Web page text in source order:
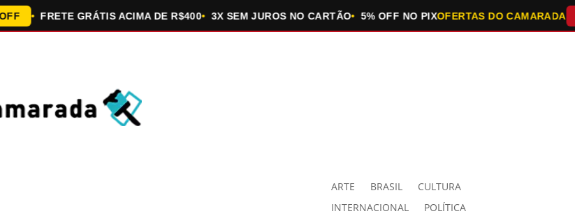
FRETE GRÁTIS ACIMA DE R$400 3X SEM JUROS NO CARTÃO 5% OFF NO PIXOFERTAS DO CAMARADA
ARTE
BRASIL
CULTURA
INTERNACIONAL
POLÍTICA